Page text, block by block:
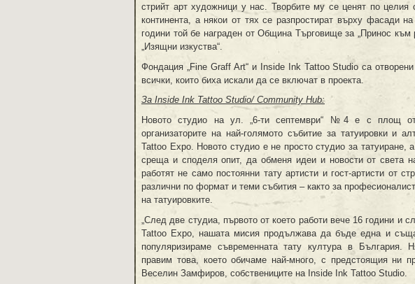
стрийт арт художници у нас. Творбите му се ценят по целия
континента, а някои от тях се разпростират върху фасади
години той бе награден от Община Търговище за „Принос към
„Изящни изкуства“.
Фондация „Fine Graff Art“ и Inside Ink Tattoo Studio са
всички, които биха искали да се включат в проекта.
За Inside Ink Tattoo Studio/ Community Hub:
Новото студио на ул. „6-ти септември“ №4 е с площ
организаторите на най-голямото събитие за татуировки и
Tattoo Expo. Новото студио e не просто студио за татуиране,
среща и споделя опит, да обменя идеи и новости от света
работят не само постоянни тату артисти и гост-артисти от
различни по формат и теми събития – както за
на татуировките.
„След две студиа, първото от което работи вече 16 години и
Tattoo Expo, нашата мисия продължава да бъде една и
популяризираме съвременната тату култура в
правим това, което обичаме най-много, с предстоящия ни
Веселин Замфиров, собствениците на Inside Ink Tattoo Studio.